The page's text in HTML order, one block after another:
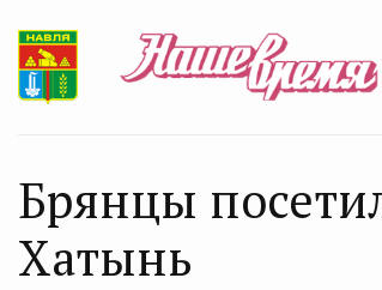
Брянцы
Хатынь